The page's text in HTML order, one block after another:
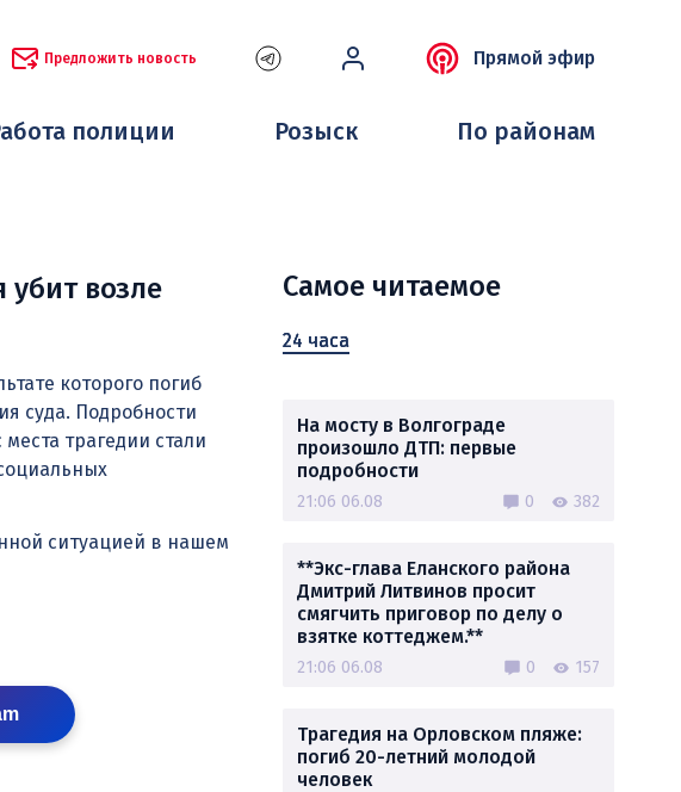
Предложить новость Прямой эфир
полиции Розыск По районам
возле
которого погиб
суда. Подробности
трагедии стали
ситуацией в нашем
Самое читаемое
24 часа
На мосту в Волгограде
произошло ДТП: первые
подробности
21:06 06.08 0 382
**Экс-глава Еланского района
Дмитрий Литвинов просит
смягчить приговор по делу о
взятке коттеджем.**
21:06 06.08 0 157
Трагедия на Орловском пляже:
погиб 20-летний молодой
человек